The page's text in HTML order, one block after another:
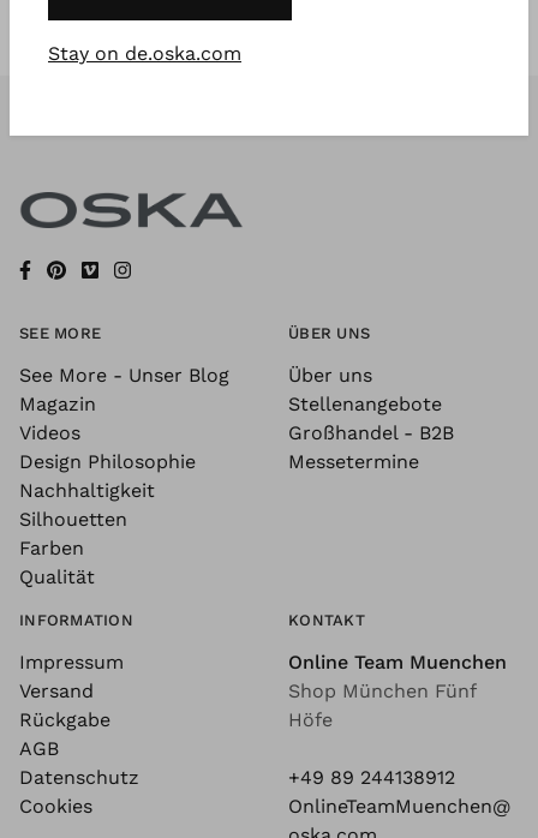
SEE MORE
See More - Unser Blog
Magazin
Videos
Design Philosophie
Nachhaltigkeit
Silhouetten
Farben
Qualität
ÜBER UNS
Über uns
Stellenangebote
Großhandel - B2B
Messetermine
INFORMATION
Impressum
Versand
Rückgabe
AGB
Datenschutz
Cookies
KONTAKT
Online Team Muenchen
Shop München Fünf
Höfe
+49 89 244138912
OnlineTeamMuenchen@
Stay on de.oska.com